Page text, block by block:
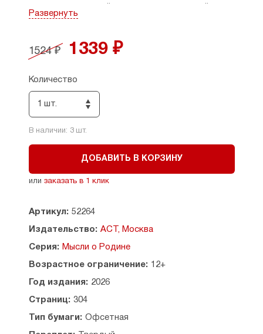
наблюдатель, знаток человеческой природы,
психологической прозы. В ярких и остроумных, а
порой грустных и лиричных рассказах перед
жизни старых адлерских двориков, утонувших в
фейхоа и инжире, и кубанских казачьих станиц,
нравы московских гостиных и «персонажей»
закрытых столичных клубов, приключения
Развернуть
1524 ₽ 1339 ₽
Количество
1 шт.
В наличии: 3шт.
ДОБАВИТЬ В КОРЗИНУ
или заказать в 1 клик
Артикул: 52264
Издательство: АСТ, Москва
Серия: Мысли о Родине
Возрастное ограничение: 12+
Год издания: 2026
Страниц: 304
Тип бумаги: Офсетная